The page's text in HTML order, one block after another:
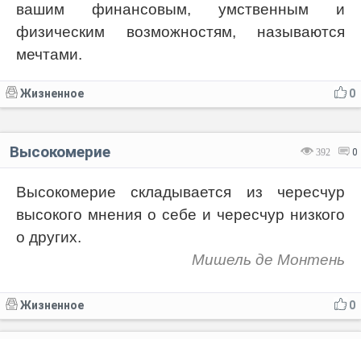
вашим финансовым, умственным и
физическим возможностям, называются
мечтами.
0
Жизненное
392 0
Высокомерие
Высокомерие складывается из чересчур
высокого мнения о себе и чересчур низкого
о других.
Мишель де Монтень
0
Жизненное